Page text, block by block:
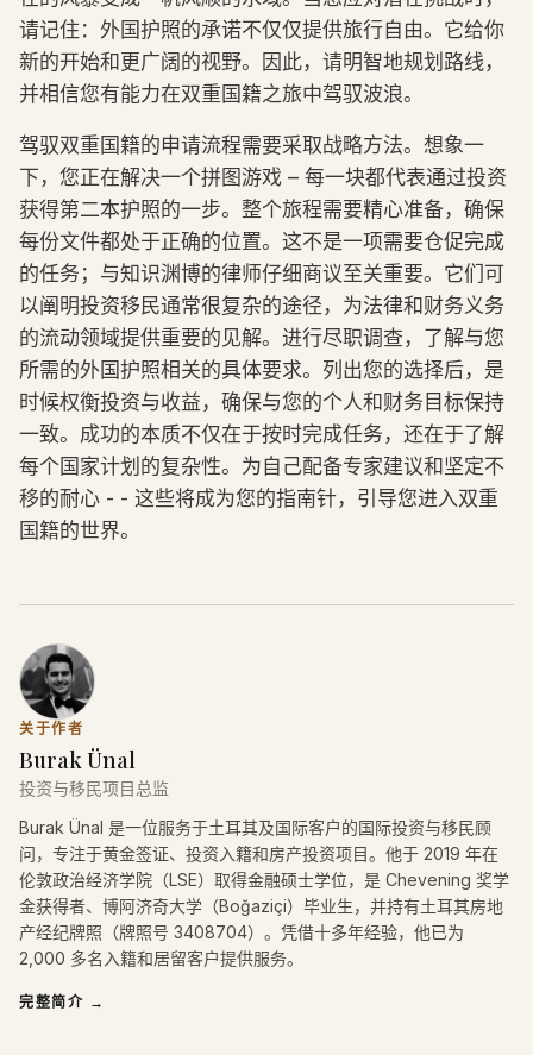
请记住：外国护照的承诺不仅仅提供旅行自由。它给你
新的开始和更广阔的视野。因此，请明智地规划路线，
并相信您有能力在双重国籍之旅中驾驭波浪。
驾驭双重国籍的申请流程需要采取战略方法。想象一
下，您正在解决一个拼图游戏 – 每一块都代表通过投资
获得第二本护照的一步。整个旅程需要精心准备，确保
每份文件都处于正确的位置。这不是一项需要仓促完成
的任务；与知识渊博的律师仔细商议至关重要。它们可
以阐明投资移民通常很复杂的途径，为法律和财务义务
的流动领域提供重要的见解。进行尽职调查，了解与您
所需的外国护照相关的具体要求。列出您的选择后，是
时候权衡投资与收益，确保与您的个人和财务目标保持
一致。成功的本质不仅在于按时完成任务，还在于了解
每个国家计划的复杂性。为自己配备专家建议和坚定不
移的耐心 - - 这些将成为您的指南针，引导您进入双重
国籍的世界。
关于作者
Burak Ünal
投资与移民项目总监
Burak Ünal 是一位服务于土耳其及国际客户的国际投资与移民顾
问，专注于黄金签证、投资入籍和房产投资项目。他于 2019 年在
伦敦政治经济学院（LSE）取得金融硕士学位，是 Chevening 奖学
金获得者、博阿济奇大学（Boğaziçi）毕业生，并持有土耳其房地
产经纪牌照（牌照号 3408704）。凭借十多年经验，他已为
2,000 多名入籍和居留客户提供服务。
完整简介 →